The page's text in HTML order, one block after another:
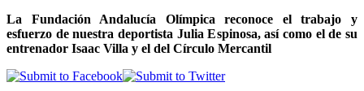
La Fundación Andalucía Olímpica reconoce el trabajo y
esfuerzo de nuestra deportista Julia Espinosa, así como el de su
entrenador Isaac Villa y el del Círculo Mercantil